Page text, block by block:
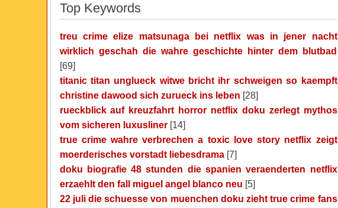
Top Keywords
treu crime elize matsunaga bei netflix was in jener nacht
wirklich geschah die wahre geschichte hinter dem blutbad
[69]
titanic titan unglueck witwe bricht ihr schweigen so kaempft
christine dawood sich zurueck ins leben [28]
rueckblick auf kreuzfahrt horror netflix doku zerlegt mythos
vom sicheren luxusliner[14]
true crime wahre verbrechen a toxic love story netflix zeigt
moerderisches vorstadt liebesdrama[7]
doku biografie 48 stunden die spanien veraenderten netflix
erzaehlt den fall miguel angel blanco neu [5]
22 juli die schuesse von muenchen doku zieht true crime fans